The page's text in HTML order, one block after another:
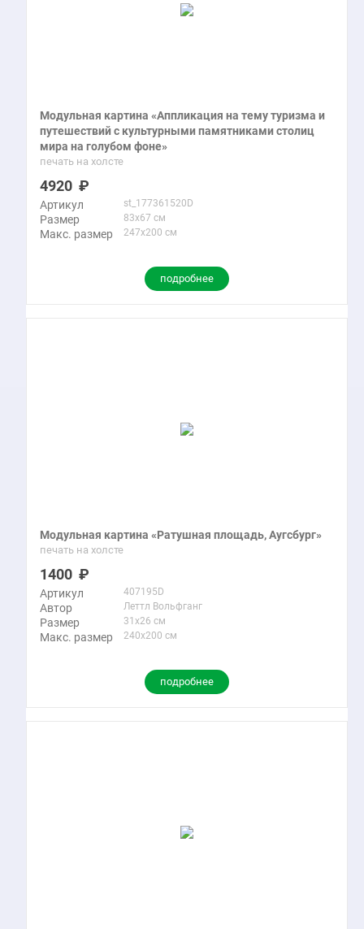
Модульная картина «Аппликация на тему туризма и
путешествий с культурными памятниками столиц
мира на голубом фоне»
печать на холсте
4920
Артикул st_177361520D
Размер 83x67 см
Макс. размер 247x200 см
подробнее
Модульная картина «Ратушная площадь, Аугсбург»
печать на холсте
1400
Артикул 407195D
Автор Леттл Вольфганг
Размер 31x26 см
Макс. размер 240x200 см
подробнее